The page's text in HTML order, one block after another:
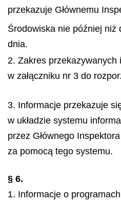
przekazuje Głównemu
Środowiska nie później niż
dnia.
2. Zakres przekazywanych
w załączniku nr 3 do
3. Informacje przekazuje
w układzie systemu
przez Głównego
za pomocą tego systemu.
§ 6.
1. Informacje o